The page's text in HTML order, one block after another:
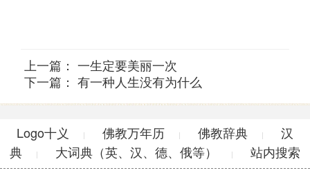
上一篇： 一生定要美丽一次
下一篇： 有一种人生没有为什么
Logo十义 | 佛教万年历 | 佛教辞典 |
汉
典
| 大词典（英、汉、德、俄等） |
站内搜索